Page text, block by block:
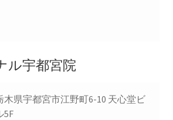
ル宇都宮院
木県宇都宮市江野町6-10 天心堂ビ
5F